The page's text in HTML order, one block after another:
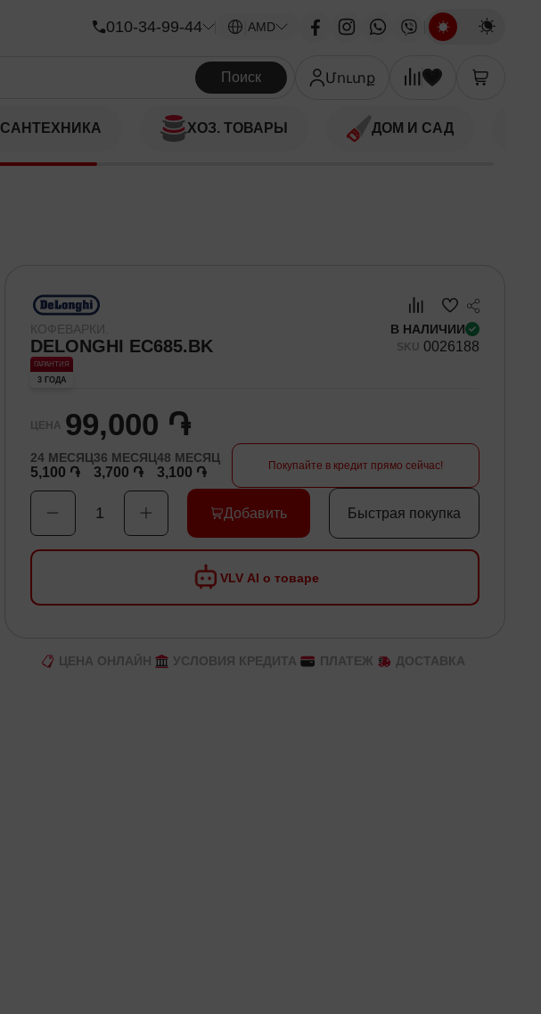
010-34-99-44 AMD
Поиск Մուտք
САНТЕХНИКА ХОЗ. ТОВАРЫ ДОМ И САД
VLV AI о товаре
КОФЕВАРКИ. В НАЛИЧИИ
DELONGHI EC685.BK SKU 0026188
ГАРАНТИЯ
3 ГОДА
ЦЕНА 99,000 ֏
24 МЕСЯЦ
5,100 ֏
36 МЕСЯЦ
3,700 ֏
48 МЕСЯЦ
3,100 ֏ Покупайте в кредит прямо сейчас!
1 Добавить Быстрая покупка
ЦЕНА ОНЛАЙН УСЛОВИЯ КРЕДИТА ПЛАТЕЖ ДОСТАВКА